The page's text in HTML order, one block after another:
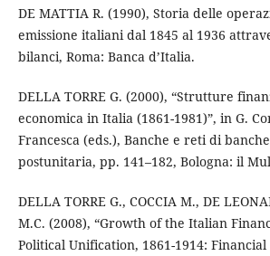
DE MATTIA R. (1990), Storia delle
emissione italiani dal 1845 al 1936
bilanci, Roma: Banca d’Italia.
DELLA TORRE G. (2000), “Strutture
economica in Italia (1861-1981)”, in G.
Francesca (eds.), Banche e reti di
postunitaria, pp. 141–182, Bologna: il
DELLA TORRE G., COCCIA M., DE
M.C. (2008), “Growth of the Italian
Political Unification, 1861-1914: